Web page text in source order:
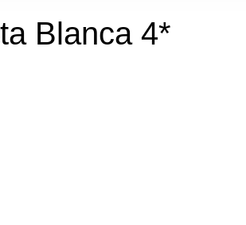
Blanca 4*